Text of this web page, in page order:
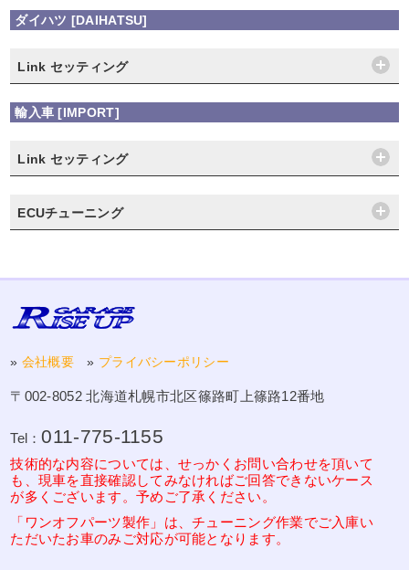
ダイハツ [DAIHATSU]
Link セッティング
輸入車 [IMPORT]
Link セッティング
ECUチューニング
» 会社概要 » プライバシーポリシー
〒002-8052 北海道札幌市北区篠路町上篠路12番地
Tel：011-775-1155
技術的な内容については、せっかくお問い合わせを頂いて
も、現車を直接確認してみなければご回答できないケース
が多くございます。予めご了承ください。
「ワンオフパーツ製作」は、チューニング作業でご入庫い
ただいたお車のみご対応が可能となります。